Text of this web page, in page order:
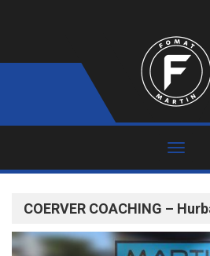
COERVER COACHING –